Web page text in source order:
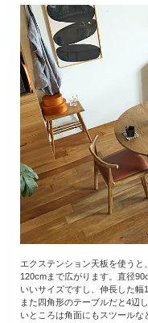
エクステンション天板を使う
120cmまで広がります。直径
いいサイズですし、伸長した幅
また四角形のテーブルだと4辺
いところは角面にもスツールな